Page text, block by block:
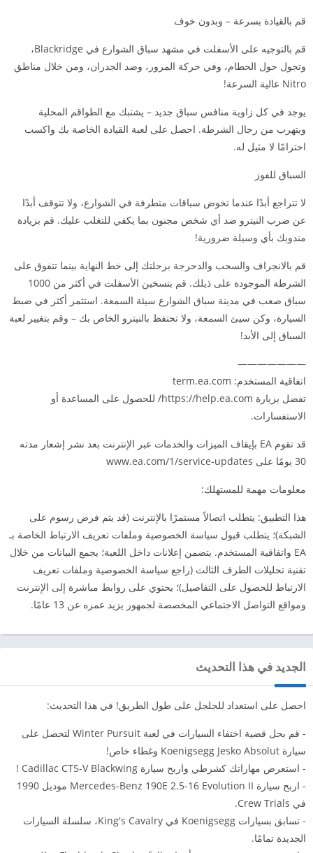
قم بالقيادة بسرعة – وبدون خوف
قم بالتوجيه على الأسفلت في مشهد سباق الشوارع في Blackridge،
وتجول حول الحطام، وفي حركة المرور، وضد الجدران، ومن خلال مناطق
Nitro عالية السرعة!
يوجد في كل زاوية منافس سباق جديد – يشتبك مع الطواقم المحلية
ويتهرب من رجال الشرطة. احصل على لعبة القيادة الخاصة بك واكسب
احترامًا لا مثيل له.
السباق للفوز
لا تتراجع أبدًا عندما تخوض سباقات متطرفة في الشوارع، ولا تتوقف أبدًا
عن ضرب النيترو ضد أي شخص مجنون بما يكفي للتغلب عليك. قم بزيادة
مندوبك بأي وسيلة ضرورية!
قم بالانجراف والسحب والدحرجة برحلتك إلى خط النهاية بينما تتفوق على
الشرطة الموجودة على ذيلك. قم بتسخين الأسفلت في أكثر من 1000
سباق صعب في مدينة سباق الشوارع سيئة السمعة. استثمر أكثر في ضبط
السيارة، وكن سيئ السمعة، ولا تحتفظ بالنيترو الخاص بك – وقم بتغيير لعبة
السباق إلى الأبد!
———————
اتفاقية المستخدم: term.ea.com
تفضل بزيارة https://help.ea.com/ للحصول على المساعدة أو
الاستفسارات.
قد تقوم EA بإيقاف الميزات والخدمات عبر الإنترنت بعد نشر إشعار مدته
30 يومًا على www.ea.com/1/service-updates
معلومات مهمة للمستهلك:
هذا التطبيق: يتطلب اتصالاً مستمرًا بالإنترنت (قد يتم فرض رسوم على
الشبكة)؛ يتطلب قبول سياسة الخصوصية وملفات تعريف الارتباط الخاصة بـ
EA واتفاقية المستخدم. يتضمن إعلانات داخل اللعبة؛ يجمع البيانات من خلال
تقنية تحليلات الطرف الثالث (راجع سياسة الخصوصية وملفات تعريف
الارتباط للحصول على التفاصيل)؛ يحتوي على روابط مباشرة إلى الإنترنت
ومواقع التواصل الاجتماعي المخصصة لجمهور يزيد عمره عن 13 عامًا.
الجديد في هذا التحديث
احصل على استعداد للجلجل على طول الطريق! في هذا التحديث:
- قم بحل قضية اختفاء السيارات في لعبة Winter Pursuit لتحصل على
سيارة Koenigsegg Jesko Absolut وغطاء خاص!
- استعرض مهاراتك كشرطي واربح سيارة Cadillac CT5-V Blackwing !
- اربح سيارة Mercedes-Benz 190E 2.5-16 Evolution II موديل 1990
في Crew Trials.
- تسابق بسيارات Koenigsegg في King's Cavalry، سلسلة السيارات
الجديدة تمامًا.